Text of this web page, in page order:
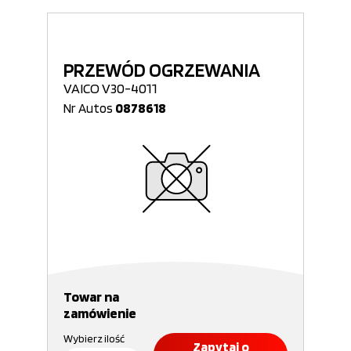
PRZEWÓD OGRZEWANIA
VAICO V30-4011
Nr Autos 0878618
Towar na
zamówienie
Wybierz ilość
Zapytaj o